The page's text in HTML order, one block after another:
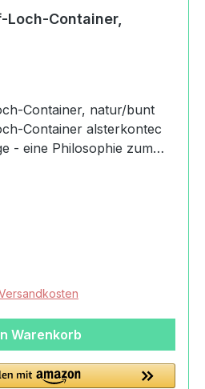
Container,
Container, natur/bunt
alsterkontec
- eine Philosophie zum
lässt sich leicht
eignet sich zum Befüllen
Materialien. Ein
Container ist eine
für jeden Kinderzimmer-
und Details zu
Container,
Warenkorb